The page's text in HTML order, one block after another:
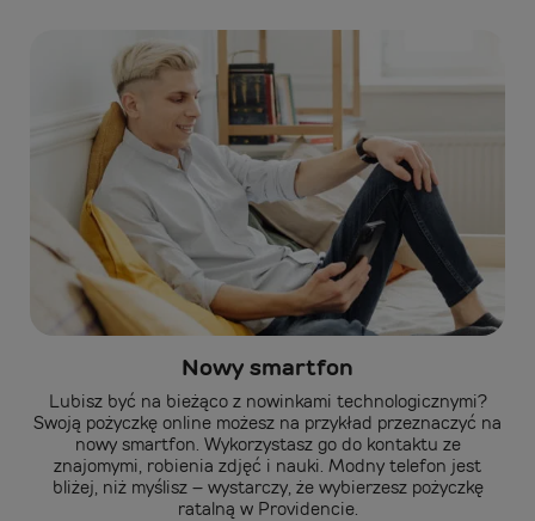
Nowy smartfon
Lubisz być na bieżąco z nowinkami technologicznymi?
Swoją pożyczkę online możesz na przykład przeznaczyć na
nowy smartfon. Wykorzystasz go do kontaktu ze
znajomymi, robienia zdjęć i nauki. Modny telefon jest
bliżej, niż myślisz – wystarczy, że wybierzesz pożyczkę
ratalną w Providencie.